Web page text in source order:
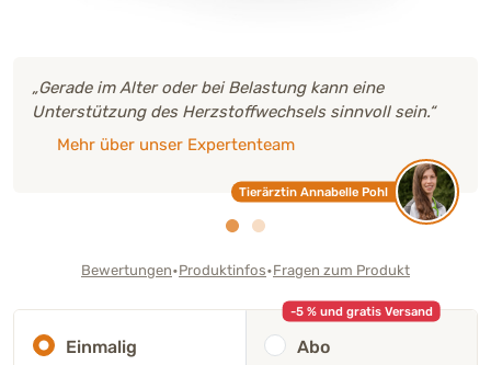
„Gerade im Alter oder bei Belastung kann eine
Unterstützung des Herzstoffwechsels sinnvoll sein.“
Mehr über unser Expertenteam
Tierärztin Annabelle Pohl
Bewertungen•Produktinfos•Fragen zum Produkt
Einmalig
-5 % und gratis Versand
Abo